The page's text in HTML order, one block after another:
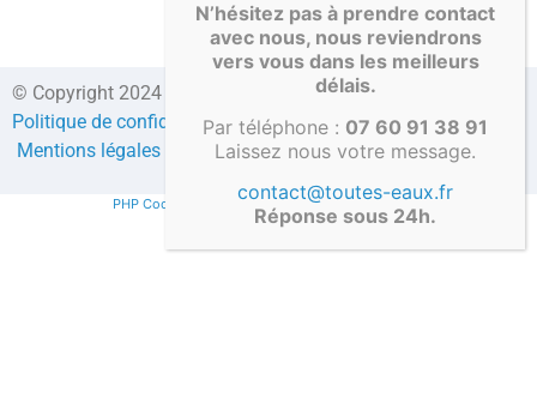
© Copyright 2024 Direct-fosses.com Tous droits réservés –
Politique de confidentialité –Formulaire de contact– CGV
Mentions légales
Compte client
PHP Code Snippets Powered By : XYZScripts.com
N’hésitez pas à prendre contact
avec nous, nous reviendrons
vers vous dans les meilleurs
délais.
Par téléphone : 07 60 91 38 91
Laissez nous votre message.
contact@toutes-eaux.fr
Réponse sous 24h.